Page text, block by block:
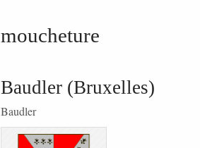
moucheture
Baudler (Bruxelles)
Baudler